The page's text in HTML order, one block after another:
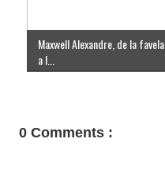
Maxwell Alexandre, de la favela
a l...
0 Comments :